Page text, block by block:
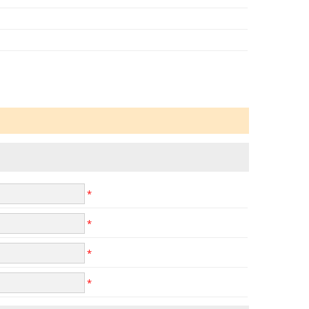
*
*
*
*